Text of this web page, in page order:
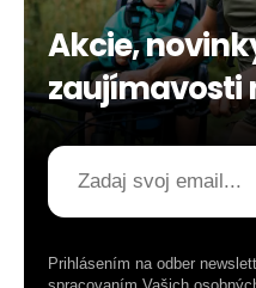
Akcie,
zaujímavosti
Prihlásením na odber